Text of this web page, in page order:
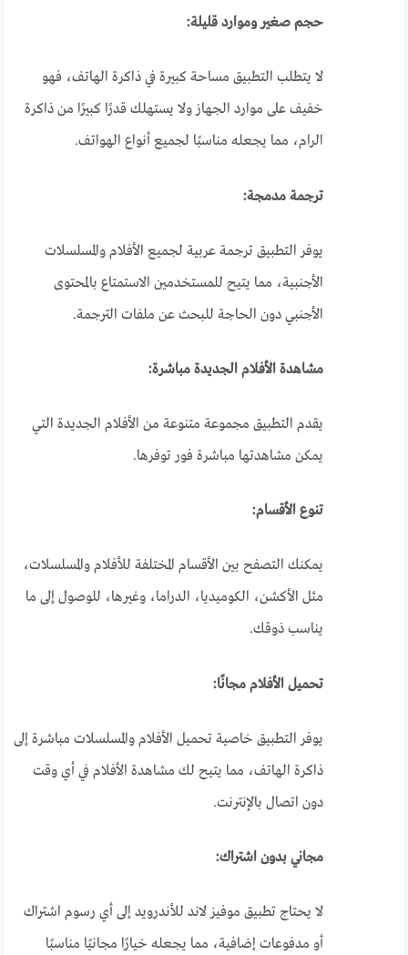
حجم صغير وموارد قليلة:
لا يتطلب التطبيق مساحة كبيرة في ذاكرة الهاتف، فهو
خفيف على موارد الجهاز ولا يستهلك قدرًا كبيرًا من ذاكرة
الرام، مما يجعله مناسبًا لجميع أنواع الهواتف.
ترجمة مدمجة:
يوفر التطبيق ترجمة عربية لجميع الأفلام والمسلسلات
الأجنبية، مما يتيح للمستخدمين الاستمتاع بالمحتوى
الأجنبي دون الحاجة للبحث عن ملفات الترجمة.
مشاهدة الأفلام الجديدة مباشرة:
يقدم التطبيق مجموعة متنوعة من الأفلام الجديدة التي
يمكن مشاهدتها مباشرة فور توفرها.
تنوع الأقسام:
يمكنك التصفح بين الأقسام المختلفة للأفلام والمسلسلات،
مثل الأكشن، الكوميديا، الدراما، وغيرها، للوصول إلى ما
يناسب ذوقك.
تحميل الأفلام مجانًا:
يوفر التطبيق خاصية تحميل الأفلام والمسلسلات مباشرة إلى
ذاكرة الهاتف، مما يتيح لك مشاهدة الأفلام في أي وقت
دون اتصال بالإنترنت.
مجاني بدون اشتراك:
لا يحتاج تطبيق موفيز لاند للأندرويد إلى أي رسوم اشتراك
أو مدفوعات إضافية، مما يجعله خيارًا مجانيًا مناسبًا